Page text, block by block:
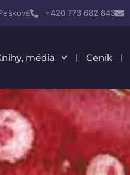
+420 773 682 843
média Ceník